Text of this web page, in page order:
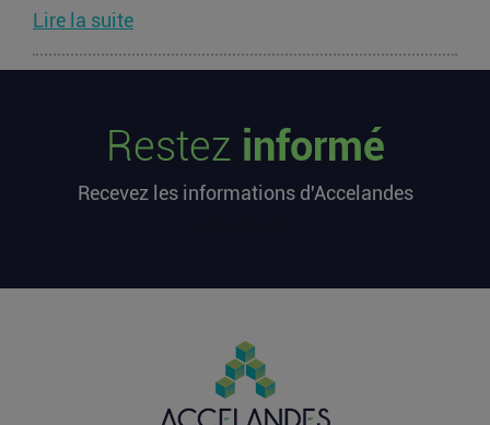
Lire la suite
millions d’euros cette semaine
L’article Les startups françaises ont levé 113
premier sur...
chez OpenAI pour se soigner
L’article Après une pause de 3 mois, la Française
Fidji Simo quitte son poste chez OpenAI pour se
Restez informé
Recevez les informations d'Accelandes